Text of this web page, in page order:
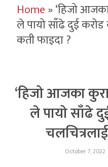
Home»‘हिजो
ले पायो साँढे दुई
कती फाइदा ?
‘हिजो आजका
ले पायो साँढे
October 7, 2022